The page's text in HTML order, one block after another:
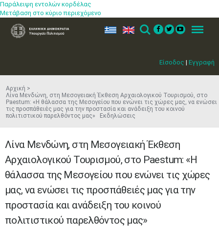
Παράλειψη εντολών κορδέλας
Μετάβαση στο κύριο περιεχόμενο
Είσοδος | Εγγραφή
ελ en Search Menu
Αρχική
Λίνα Μενδώνη, στη Μεσογειακή Έκθεση Αρχαιολογικού Τουρισμού, στο
Paestum: «Η θάλασσα της Μεσογείου που ενώνει τις χώρες μας, να ενώσει
τις προσπάθειές μας για την προστασία και ανάδειξη του κοινού
πολιτιστικού παρελθόντος μας» Εκδηλώσεις
Λίνα Μενδώνη, στη Μεσογειακή Έκθεση
Αρχαιολογικού Τουρισμού, στο Paestum: «Η
θάλασσα της Μεσογείου που ενώνει τις χώρες
μας, να ενώσει τις προσπάθειές μας για την
προστασία και ανάδειξη του κοινού
πολιτιστικού παρελθόντος μας»